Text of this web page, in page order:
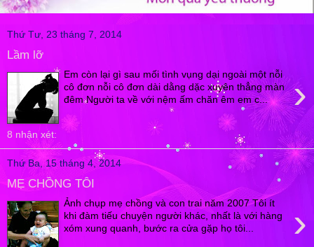
Thứ Tư, 23 tháng 7, 2014
Lầm lỡ
›
Em còn lại gì sau mối tình vụng dại ngoài một nỗi
cô đơn nỗi cô đơn dài dằng dặc xuyên thẳng màn
đêm Người ta về với nệm ấm chăn êm em c...
8 nhận xét:
Thứ Ba, 15 tháng 4, 2014
MẸ CHỒNG TÔI
›
Ảnh chụp mẹ chồng và con trai năm 2007 Tôi ít
khi đàm tiếu chuyện người khác, nhất là với hàng
xóm xung quanh, bước ra cửa gặp họ tôi...